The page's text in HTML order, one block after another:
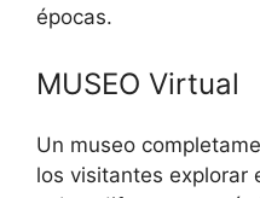
épocas.
MUSEO Virtual
Un museo
los visitantes explorar